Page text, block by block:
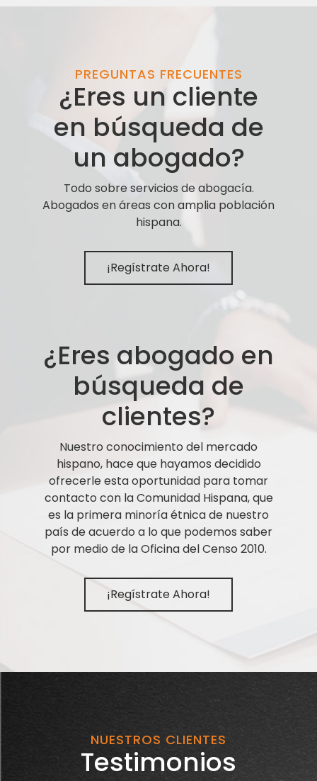
PREGUNTAS FRECUENTES
¿Eres un cliente
en búsqueda de
un abogado?
Todo sobre servicios de abogacía.
Abogados en áreas con amplia población
hispana.
¡Regístrate Ahora!
¿Eres abogado en
búsqueda de
clientes?
Nuestro conocimiento del mercado
hispano, hace que hayamos decidido
ofrecerle esta oportunidad para tomar
contacto con la Comunidad Hispana, que
es la primera minoría étnica de nuestro
país de acuerdo a lo que podemos saber
por medio de la Oficina del Censo 2010.
¡Regístrate Ahora!
NUESTROS CLIENTES
Testimonios